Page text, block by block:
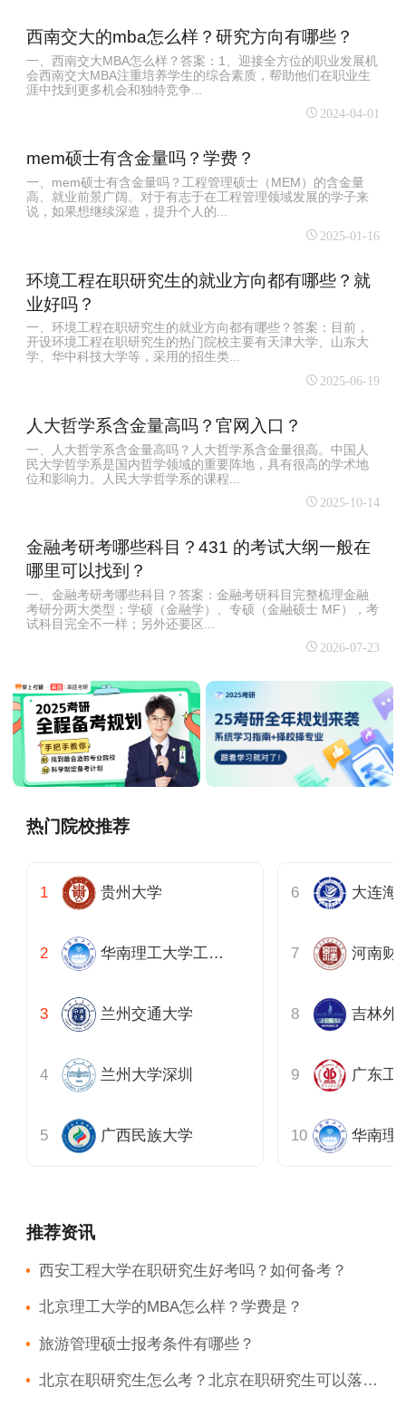
西南交大的mba怎么样？研究方向有哪些？
一、西南交大MBA怎么样？答案：1、迎接全方位的职业发展机
会西南交大MBA注重培养学生的综合素质，帮助他们在职业生
涯中找到更多机会和独特竞争...
2024-04-01
mem硕士有含金量吗？学费？
一、mem硕士有含金量吗？工程管理硕士（MEM）的含金量
高、就业前景广阔。对于有志于在工程管理领域发展的学子来
说，如果想继续深造，提升个人的...
2025-01-16
环境工程在职研究生的就业方向都有哪些？就
业好吗？
一、环境工程在职研究生的就业方向都有哪些？答案：目前，
开设环境工程在职研究生的热门院校主要有天津大学、山东大
学、华中科技大学等，采用的招生类...
2025-06-19
人大哲学系含金量高吗？官网入口？
一、人大哲学系含金量高吗？人大哲学系含金量很高。中国人
民大学哲学系是国内哲学领域的重要阵地，具有很高的学术地
位和影响力。人民大学哲学系的课程...
2025-10-14
金融考研考哪些科目？431 的考试大纲一般在
哪里可以找到？
一、金融考研考哪些科目？答案：金融考研科目完整梳理金融
考研分两大类型：学硕（金融学）、专硕（金融硕士 MF），考
试科目完全不一样；另外还要区...
2026-07-23
热门院校推荐
贵州大学
华南理工大学工商管理学院
兰州交通大学
兰州大学深圳
广西民族大学
吉林外
广东工
推荐资讯
西安工程大学在职研究生好考吗？如何备考？
北京理工大学的MBA怎么样？学费是？
旅游管理硕士报考条件有哪些？
北京在职研究生怎么考？北京在职研究生可以落户北京吗?